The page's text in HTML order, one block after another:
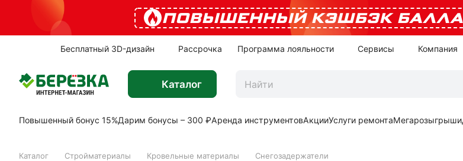
ПОВЫШЕННЫЙ КЭШБЭК
Бесплатный 3D-дизайн Рассрочка Программа лояльности Сервисы Компания
Каталог
Повышенный бонус 15%Дарим бонусы – 300 ₽Аренда инструментовАкцииУслуги ремонтаМегарозыгрыши
Каталог Стройматериалы Кровельные материалы Снегозадержатели